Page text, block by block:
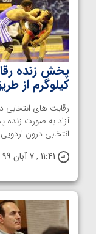
کیلوگرم از
آزاد به صورت
انتخابی درون
11:41 , 7 آبان 99